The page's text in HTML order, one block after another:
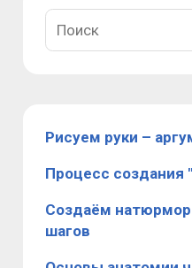
Рисуем руки –
Процесс создания
Создаём
шагов